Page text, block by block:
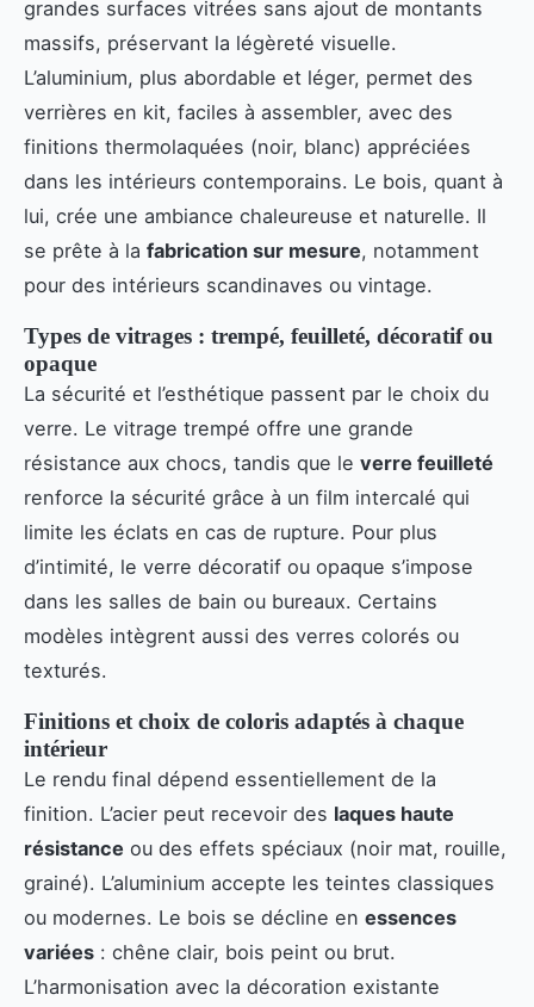
grandes surfaces vitrées sans ajout de montants
massifs, préservant la légèreté visuelle.
L’aluminium, plus abordable et léger, permet des
verrières en kit, faciles à assembler, avec des
finitions thermolaquées (noir, blanc) appréciées
dans les intérieurs contemporains. Le bois, quant à
lui, crée une ambiance chaleureuse et naturelle. Il
se prête à la fabrication sur mesure, notamment
pour des intérieurs scandinaves ou vintage.
Types de vitrages : trempé, feuilleté, décoratif ou
opaque
La sécurité et l’esthétique passent par le choix du
verre. Le vitrage trempé offre une grande
résistance aux chocs, tandis que le verre feuilleté
renforce la sécurité grâce à un film intercalé qui
limite les éclats en cas de rupture. Pour plus
d’intimité, le verre décoratif ou opaque s’impose
dans les salles de bain ou bureaux. Certains
modèles intègrent aussi des verres colorés ou
texturés.
Finitions et choix de coloris adaptés à chaque
intérieur
Le rendu final dépend essentiellement de la
finition. L’acier peut recevoir des laques haute
résistance ou des effets spéciaux (noir mat, rouille,
grainé). L’aluminium accepte les teintes classiques
ou modernes. Le bois se décline en essences
variées : chêne clair, bois peint ou brut.
L’harmonisation avec la décoration existante